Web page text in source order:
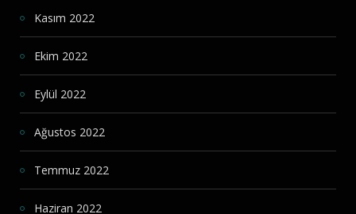
Kasım 2022
Ekim 2022
Eylül 2022
Ağustos 2022
Temmuz 2022
Haziran 2022